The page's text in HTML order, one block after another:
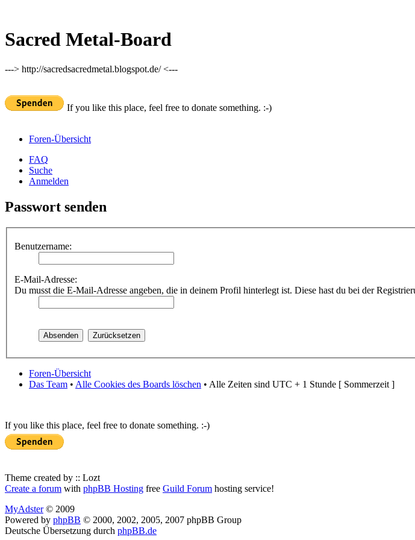
Sacred Metal-Board
---> http://sacredsacredmetal.blogspot.de/ <---
If you like this place, feel free to donate something. :-)
Foren-Übersicht
FAQ
Suche
Anmelden
Passwort senden
Benutzername:
E-Mail-Adresse:
Du musst die E-Mail-Adresse angeben, die in deinem Profil hinterlegt ist. Diese hast du bei der
Foren-Übersicht
Das Team • Alle Cookies des Boards löschen • Alle Zeiten sind UTC + 1 Stunde [ Sommerzeit ]
If you like this place, feel free to donate something. :-)
Theme created by :: Lozt
Create a forum with phpBB Hosting free Guild Forum hosting service!
MyAdster© 2009
Powered by phpBB © 2000, 2002, 2005, 2007 phpBB Group
Deutsche Übersetzung durch phpBB.de